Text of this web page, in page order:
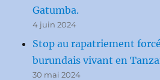
Gatumba.
4 juin 2024
Stop au rapatriement
burundais vivant en
30 mai 2024